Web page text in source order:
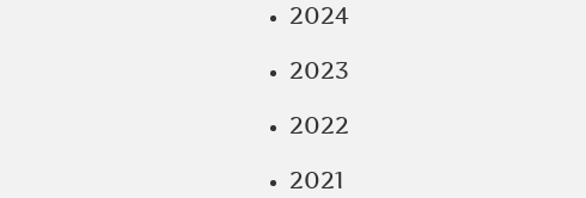
2024
2023
2022
2021